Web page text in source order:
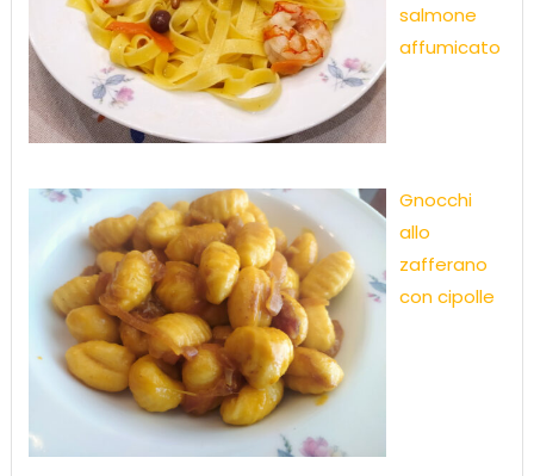
salmone
affumicato
Gnocchi
allo
zafferano
con cipolle